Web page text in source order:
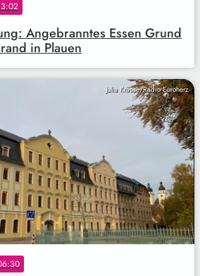
Angebranntes Essen Grund
in Plauen
Julia Krause/Radio Euroherz